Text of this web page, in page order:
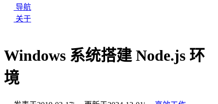
导航
关于
Windows 系统搭建 Node.js 环
境